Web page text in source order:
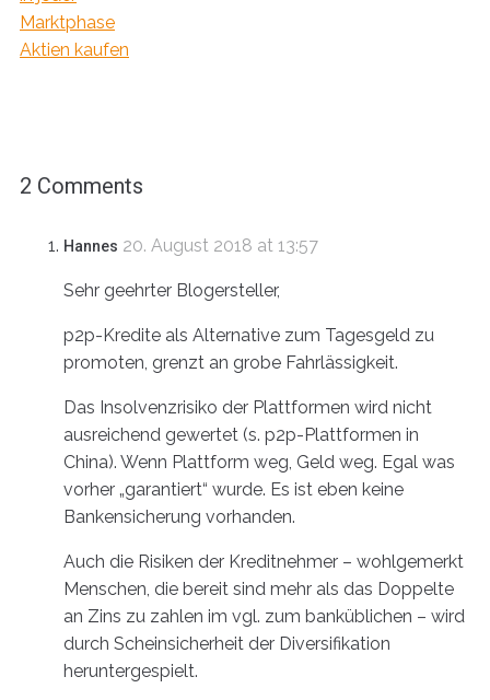
2 Comments
Hannes 20. August 2018 at 13:57
Sehr geehrter Blogersteller,
p2p-Kredite als Alternative zum Tagesgeld zu
promoten, grenzt an grobe Fahrlässigkeit.
Das Insolvenzrisiko der Plattformen wird nicht
ausreichend gewertet (s. p2p-Plattformen in
China). Wenn Plattform weg, Geld weg. Egal was
vorher „garantiert“ wurde. Es ist eben keine
Bankensicherung vorhanden.
Auch die Risiken der Kreditnehmer – wohlgemerkt
Menschen, die bereit sind mehr als das Doppelte
an Zins zu zahlen im vgl. zum banküblichen – wird
durch Scheinsicherheit der Diversifikation
heruntergespielt.